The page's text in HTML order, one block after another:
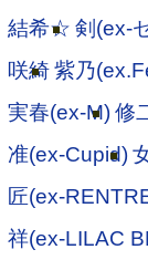
結希☆ 剣(ex-
咲綺紫乃
実春(ex-M)修
准(ex-Cupid)
匠(ex-
祥(ex-LILAC